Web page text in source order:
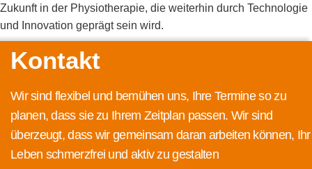
Zukunft in der Physiotherapie, die weiterhin durch Technologie
und Innovation geprägt sein wird.
Kontakt
Wir sind flexibel und bemühen uns, Ihre Termine so zu
planen, dass sie zu Ihrem Zeitplan passen. Wir sind
überzeugt, dass wir gemeinsam daran arbeiten können, Ihr
Leben schmerzfrei und aktiv zu gestalten